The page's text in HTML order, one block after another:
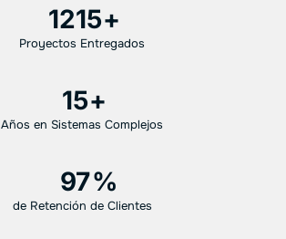
1215
Proyectos Entregados
15
Años en Sistemas Complejos
97
de Retención de Clientes